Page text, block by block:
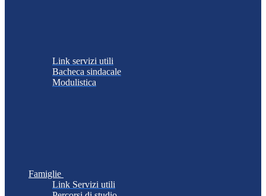
Link servizi utili
Bacheca sindacale
Modulistica
Famiglie
Link Servizi utili